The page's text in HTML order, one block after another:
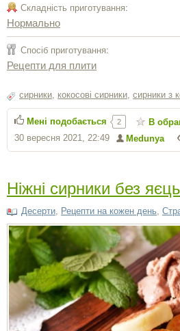
Складність приготування:
Нормально
Спосіб приготування:
Рецепти для плити
сирники, кокосові сирники, сирники з
Medunya
30 вересня 2021, 22:49
Мені подобається 2 В
Ніжні сирники без яєць
Десерти, Рецепти на кожен день,